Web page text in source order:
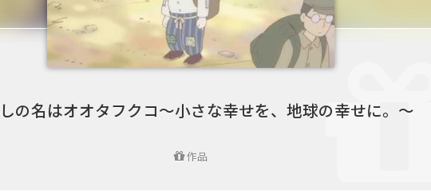
の名はオオタフクコ〜小さな幸せを、地球の幸せに。〜
作品